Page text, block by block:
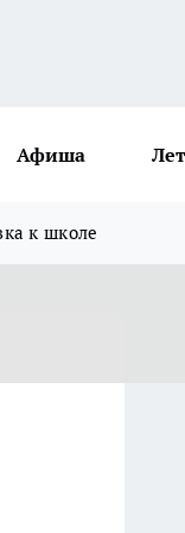
Афиша
к школе